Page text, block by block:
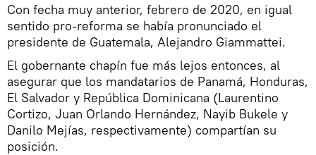
Con fecha muy anterior, febrero de 2020, en igual
sentido pro-reforma se había pronunciado el
presidente de Guatemala, Alejandro Giammattei.
El gobernante chapín fue más lejos entonces, al
asegurar que los mandatarios de Panamá, Honduras,
El Salvador y República Dominicana (Laurentino
Cortizo, Juan Orlando Hernández, Nayib Bukele y
Danilo Mejías, respectivamente) compartían su
posición.